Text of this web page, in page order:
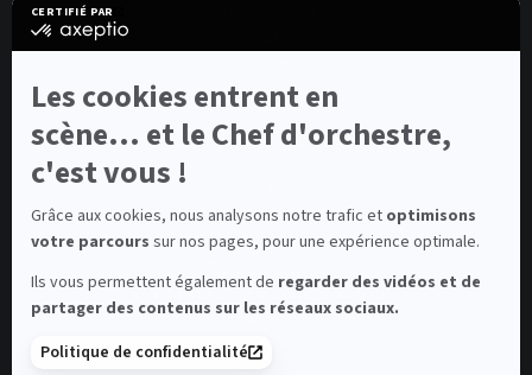
CERTIFIÉ PAR
certifié
En
plus
Axeptio
Les cookies entrent en
scène... et le Chef d'orchestre,
c'est vous !
Grâce aux cookies, nous analysons notre trafic et optimisons
votre parcours sur nos pages, pour une expérience optimale.
Ils vous permettent également de regarder des vidéos et de
partager des contenus sur les réseaux sociaux.
Politique de confidentialité
Nous rejoindre
Offres d'emploi
Candidature spontanée
Concours et auditions
Contacts
Contacts spectateurs et visiteurs
Médiateur de la consommation
Newsletter
FAQ